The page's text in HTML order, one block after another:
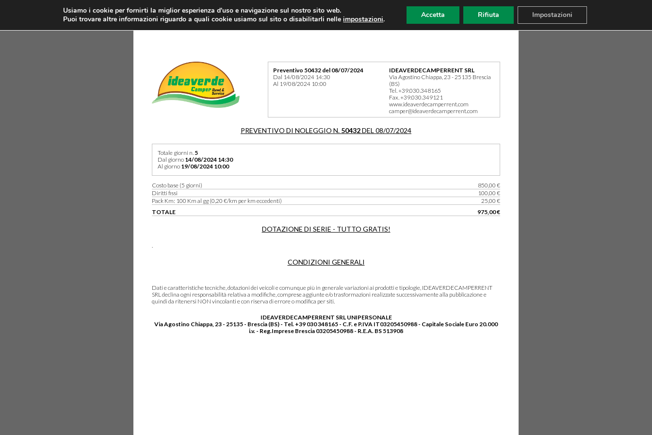
IDEAVERDECAMPERRENT SRL
Via Agostino Chiappa, 23 - 25135 Brescia
(BS)
Tel. +39.030.348165
Fax. +39.030.349121
www.ideaverdecamperrent.com
camper@ideaverdecamperrent.com
Preventivo 50432 del 08/07/2024
Dal 14/08/2024 14:30
Al 19/08/2024 10:00
PREVENTIVO DI NOLEGGIO N. 50432DEL 08/07/2024
Totale giorni n. 5
Dal giorno 14/08/2024 14:30
Al giorno 19/08/2024 10:00
Costo base (5 giorni)
850,00 €
Diritti fissi
100,00 €
Pack Km: 100 Km al gg (0,20 €/km per km eccedenti)
25,00 €
TOTALE
975,00 €
DOTAZIONE DI SERIE - TUTTO GRATIS!
.
CONDIZIONI GENERALI
Dati e caratteristiche tecniche, dotazioni dei veicoli e comunque più in generale variazioni ai prodotti e tipologie, IDEAVERDECAMPERRENT
SRL declina ogni responsabilità relativa a modifiche, comprese aggiunte e/o trasformazioni realizzate successivamente alla pubblicazione e
quindi da ritenersi NON vincolanti e con riserva di errore o modifica per siti.
IDEAVERDECAMPERRENT SRL UNIPERSONALE
Via Agostino Chiappa, 23 - 25135 - Brescia (BS) - Tel. +39 030 348165 - C.F. e P.IVA IT03205450988 - Capitale Sociale Euro 20.000
i.v. - Reg.Imprese Brescia 03205450988 - R.E.A. BS 513908
Usiamo i cookie per fornirti la miglior esperienza d'uso e navigazione sul nostro sito web.
Puoi trovare altre informazioni riguardo a quali cookie usiamo sul sito o disabilitarli nelleimpostazioni. Accetta Rifiuta Impostazioni